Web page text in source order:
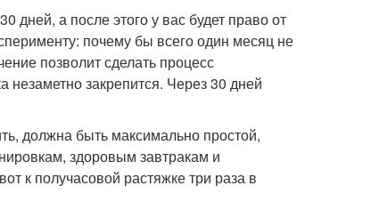
дней, а после этого у вас будет право от
почему бы всего один месяц не
позволит сделать процесс
незаметно закрепится. Через 30 дней
должна быть максимально простой,
здоровым завтракам и
к получасовой растяжке три раза в